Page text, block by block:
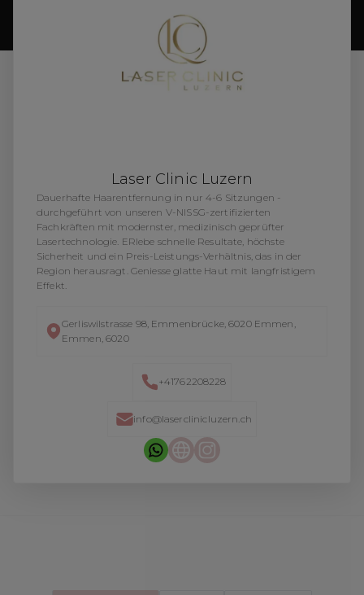
Laser Clinic Luzern
Dauerhafte Haarentfernung in nur 4-6 Sitzungen -
durchgeführt von unseren V-NISSG-zertifizierten
Fachkräften mit modernster, medizinisch geprüfter
Lasertechnologie. ERlebe schnelle Resultate, höchste
Sicherheit und ein Preis-Leistungs-Verhältnis, das in der
Region herausragt. Geniesse glatte Haut mit langfristigem
Effekt.
Gerliswilstrasse 98, Emmenbrücke, 6020 Emmen,
Emmen, 6020
+41762208228
info@laserclinicluzern.ch